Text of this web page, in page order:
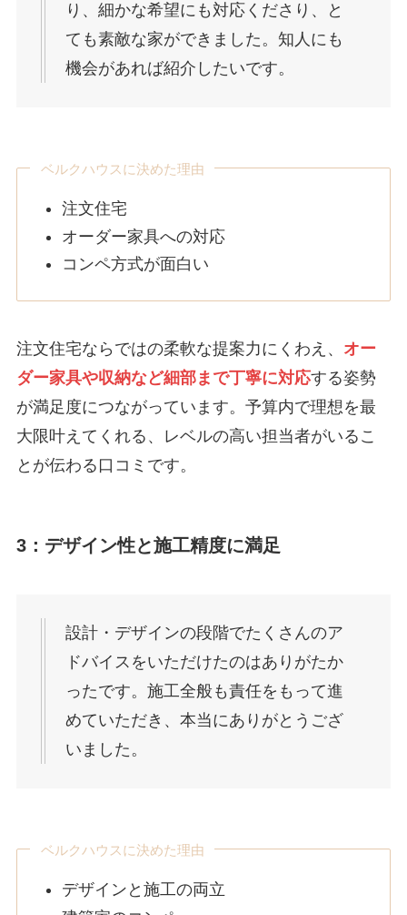
り、細かな希望にも対応くださり、と
ても素敵な家ができました。知人にも
機会があれば紹介したいです。
ベルクハウスに決めた理由
注文住宅
オーダー家具への対応
コンペ方式が面白い
注文住宅ならではの柔軟な提案力にくわえ、 オー
ダー家具や収納など細部まで丁寧に対応する姿勢
が満足度につながっています。予算内で理想を最
大限叶えてくれる、レベルの高い担当者がいるこ
とが伝わる口コミです。
3：デザイン性と施工精度に満足
設計・デザインの段階でたくさんのア
ドバイスをいただけたのはありがたか
ったです。施工全般も責任をもって進
めていただき、本当にありがとうござ
いました。
ベルクハウスに決めた理由
デザインと施工の両立